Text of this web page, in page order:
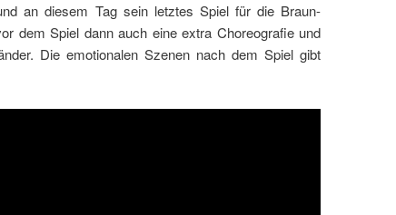
an diesem Tag sein letztes Spiel für die Braun-
dem Spiel dann auch eine extra Choreografie und
Die emotionalen Szenen nach dem Spiel gibt